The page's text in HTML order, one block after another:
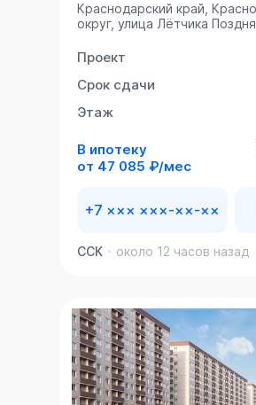
Краснодарский край,
округ, улица Лётчика
Проект
Срок сдачи
Этаж
В ипотеку
от 47 085 ₽/мес
+7 ××× ×××-××-××
ССК около 12 часов назад